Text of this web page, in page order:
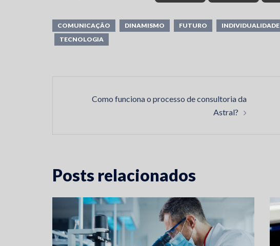
COMUNICAÇÃO DINAMISMO FUTURO INDIVIDUALIDADE
TECNOLOGIA
Como funciona o processo de consultoria da
Astral?
Posts relacionados